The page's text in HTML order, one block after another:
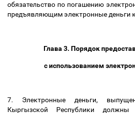
обязательство по погашению
предъявляющим электронные деньги
Глава 3. Порядок
с использованием
7. Электронные деньги,
Кыргызской Республики